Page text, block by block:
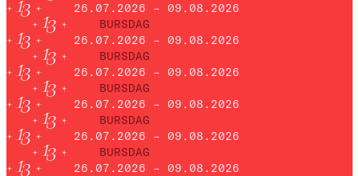
26.07.2026 – 09.08.2026
BURSDAG
26.07.2026 – 09.08.2026
BURSDAG
26.07.2026 – 09.08.2026
BURSDAG
26.07.2026 – 09.08.2026
BURSDAG
26.07.2026 – 09.08.2026
BURSDAG
26.07.2026 – 09.08.2026